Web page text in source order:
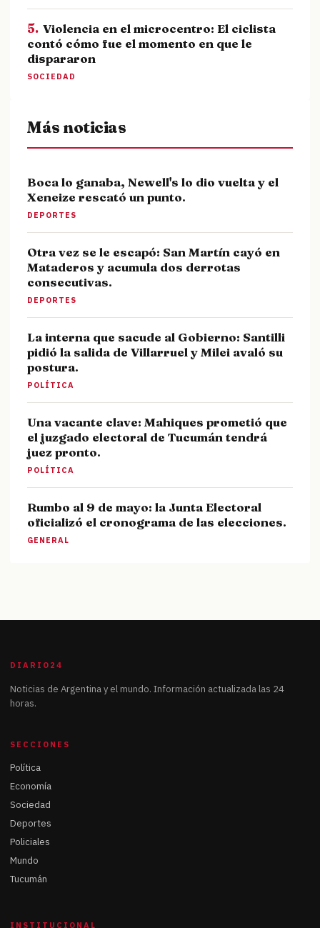
5. Violencia en el microcentro: El ciclista
contó cómo fue el momento en que le
dispararon
SOCIEDAD
Más noticias
Boca lo ganaba, Newell's lo dio vuelta y el
Xeneize rescató un punto.
DEPORTES
Otra vez se le escapó: San Martín cayó en
Mataderos y acumula dos derrotas
consecutivas.
DEPORTES
La interna que sacude al Gobierno: Santilli
pidió la salida de Villarruel y Milei avaló su
postura.
POLÍTICA
Una vacante clave: Mahiques prometió que
el juzgado electoral de Tucumán tendrá
juez pronto.
POLÍTICA
Rumbo al 9 de mayo: la Junta Electoral
oficializó el cronograma de las elecciones.
GENERAL
DIARIO24
Noticias de Argentina y el mundo. Información actualizada las 24
horas.
SECCIONES
Política
Economía
Sociedad
Deportes
Policiales
Mundo
Tucumán
INSTITUCIONAL